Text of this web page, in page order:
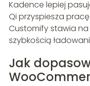
Kadence lepiej
Qi przyspiesza
Customify stawia
szybkością
Jak